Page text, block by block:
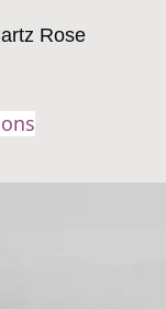
Rose